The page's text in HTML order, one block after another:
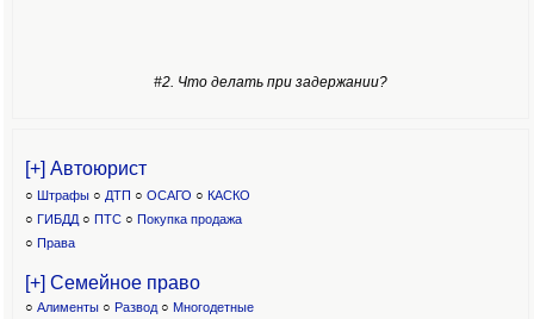
#2. Что делать при задержании?
[+] Автоюрист
○ Штрафы ○ ДТП ○ ОСАГО ○ КАСКО
○ ГИБДД ○ ПТС ○ Покупка продажа
○ Права
[+] Семейное право
○ Алименты ○ Развод ○ Многодетные